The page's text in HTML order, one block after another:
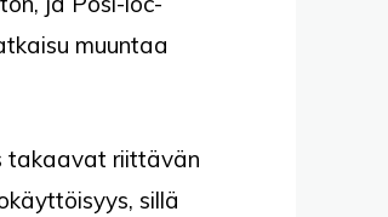
muuntaa
takaavat riittävän
sillä